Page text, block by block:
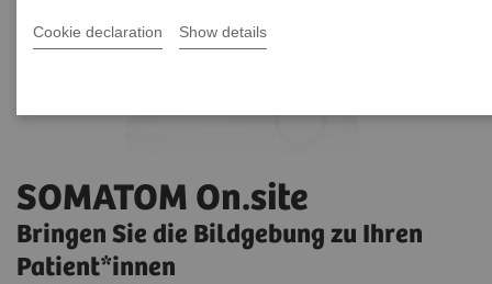
Cookie declaration Show details
SOMATOM On.site
Bringen Sie die Bildgebung zu Ihren
Patient*innen